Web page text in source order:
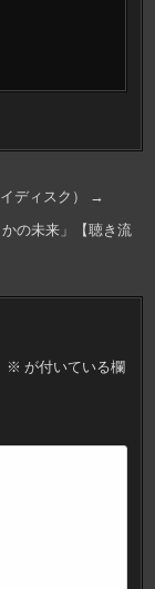
ディスク） →
の未来」【聴き流
※ が付いている欄